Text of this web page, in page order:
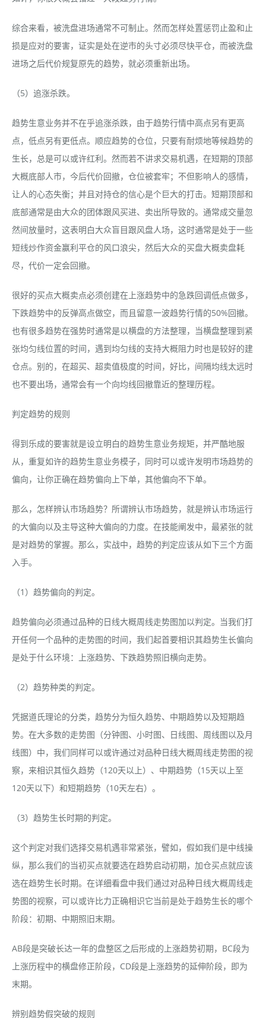
综合来看，被洗盘进场通常不可制止。然而怎样处置惩罚止盈和止
损是应对的要害，证实是处在逆市的头寸必须尽快平仓，而被洗盘
进场之后代价规复原先的趋势，就必须重新出场。
（5）追涨杀跌。
趋势生意业务并不在乎追涨杀跌，由于趋势行情中高点另有更高
点，低点另有更低点。顺应趋势的仓位，只要有耐烦地等候趋势的
生长，总是可以或许红利。然而若不讲求交易机遇，在短期的顶部
大概底部人市，今后代价回撤，仓位被套牢；不但影响人的感情，
让人的心态失衡；并且对持仓的信心是个巨大的打击。短期顶部和
底部通常是由大众的团体跟风买进、卖出所导致的。通常成交量忽
然间放量时，这表明白大众盲目跟风盘人场，这时通常是处于一些
短线炒作资金赢利平仓的风口浪尖，然后大众的买盘大概卖盘耗
尽，代价一定会回撤。
很好的买点大概卖点必须创建在上涨趋势中的急跌回调低点做多，
下跌趋势中的反弹高点做空，而且留意一波趋势行情的50%回撤。
也有很多趋势在强势时通常是以横盘的方法整理，当横盘整理到紧
张均匀线位置的时间，遇到均匀线的支持大概阻力时也是较好的建
仓点。别的，在超买、超卖值极度的时间，好比，间隔均线太远时
也不要出场，通常会有一个向均线回撤靠近的整理历程。
判定趋势的规则
得到乐成的要害就是设立明白的趋势生意业务规矩，并严酷地服
从，重复如许的趋势生意业务模子，同时可以或许发明市场趋势的
偏向，让你正确在趋势偏向上下单，其他偏向不下单。
那么，怎样辨认市场趋势？所谓辨认市场趋势，就是辨认市场运行
的大偏向以及主导这种大偏向的力度。在技能阐发中，最紧张的就
是对趋势的掌握。那么，实战中，趋势的判定应该从如下三个方面
入手。
（1）趋势偏向的判定。
趋势偏向必须通过品种的日线大概周线走势图加以判定。当我们打
开任何一个品种的走势图的时间，我们起首要相识其趋势生长偏向
是处于什么环境：上涨趋势、下跌趋势照旧横向走势。
（2）趋势种类的判定。
凭据道氏理论的分类，趋势分为恒久趋势、中期趋势以及短期趋
势。在大多数的走势图（分钟图、小时图、日线图、周线图以及月
线图）中，我们同样可以或许通过对品种日线大概周线走势图的视
察，来相识其恒久趋势（120天以上）、中期趋势（15天以上至
120天以下）和短期趋势（10天左右）。
（3）趋势生长时期的判定。
这个判定对我们选择交易机遇非常紧张，譬如，假如我们是中线操
纵，那么我们的当初买点就要选在趋势启动初期，加仓买点就应该
选在趋势生长时期。在详细看盘中我们通过对品种日线大概周线走
势图的视察，可以或许比力正确相识它当前是处于趋势生长的哪个
阶段：初期、中期照旧末期。
AB段是突破长达一年的盘整区之后形成的上涨趋势初期，BC段为
上涨历程中的横盘修正阶段，CD段是上涨趋势的延伸阶段，即为
末期。
辨别趋势假突破的规则